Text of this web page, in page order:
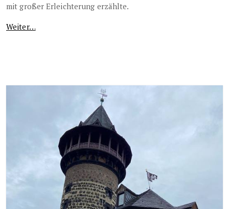
mit großer Erleichterung erzählte.
Weiter…